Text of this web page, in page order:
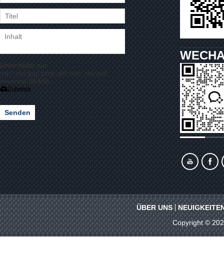
Unterstützt nur
.rar/.zip/.jpg/.png/.gif/.doc/.xls/.pdf,
maximal 20 MB
Zubehör
Senden
ÜBER UNS
Copyright ©